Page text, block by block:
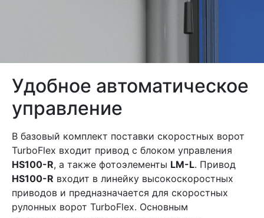
Удобное автоматическое
управление
В базовый комплект поставки скоростных ворот
TurboFlex входит привод с блоком управления
HS100-R, а также фотоэлементы LM-L. Привод
HS100-R входит в линейку высокоскоростных
приводов и предназначается для скоростных
рулонных ворот TurboFlex. Основным